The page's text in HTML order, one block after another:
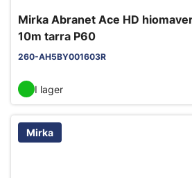
Mirka Abranet Ace HD
10m tarra P60
260-AH5BY001603R
I lager
Mirka